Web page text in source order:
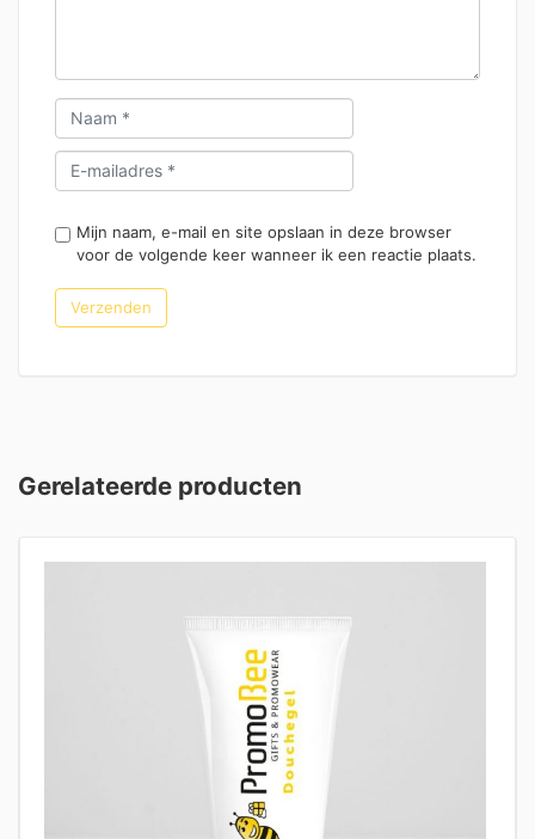
Mijn naam, e-mail en site opslaan in deze browser
voor de volgende keer wanneer ik een reactie plaats.
Gerelateerde producten